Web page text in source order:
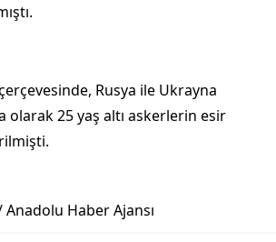
Rusya ile Ukrayna
olarak 25 yaş altı askerlerin esir
Haber Ajansı